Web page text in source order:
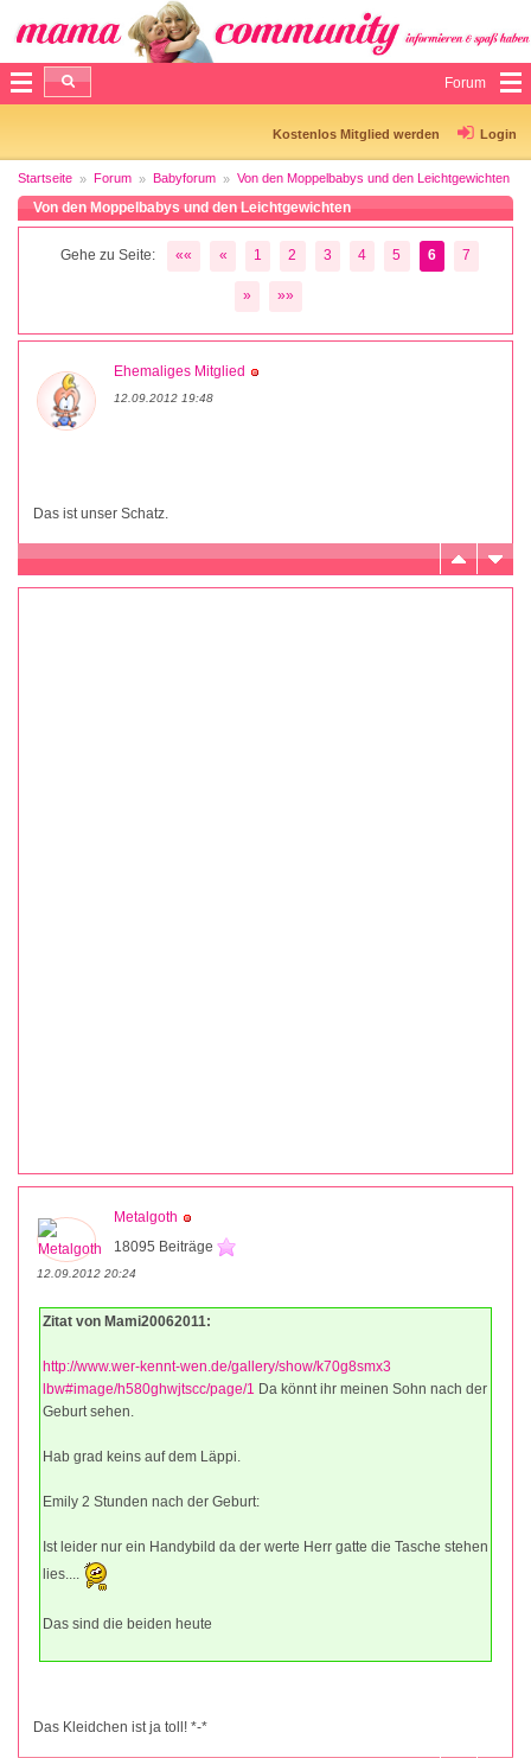
Forum
Kostenlos Mitglied werden Login
Startseite Forum Babyforum Von den Moppelbabys und den Leichtgewichten
Von den Moppelbabys und den Leichtgewichten
Gehe zu Seite: «« « 1 2 3 4 5 6 7
» »»
Ehemaliges Mitglied
12.09.2012 19:48
Das ist unser Schatz.
Metalgoth
18095 Beiträge
12.09.2012 20:24
Zitat von Mami20062011:
http://www.wer-kennt-wen.de/gallery/show/k70g8smx3
lbw#image/h580ghwjtscc/page/1 Da könnt ihr meinen Sohn nach der
Geburt sehen.
Hab grad keins auf dem Läppi.
Emily 2 Stunden nach der Geburt:
Ist leider nur ein Handybild da der werte Herr gatte die Tasche stehen
lies....
Das sind die beiden heute
Das Kleidchen ist ja toll! *-*